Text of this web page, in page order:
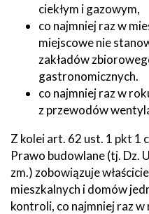
ciekłym i gazowym,
co najmniej raz w
miejscowe nie
zakładów
gastronomicznych.
co najmniej raz w
z przewodów
Z kolei art. 62 ust. 1 pkt 1
Prawo budowlane (tj. Dz.
zm.) zobowiązuje
mieszkalnych i domów
kontroli, co najmniej raz